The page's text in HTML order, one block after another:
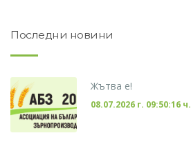
Последни новини
Жътва е!
08.07.2026 г. 09:50:16 ч.